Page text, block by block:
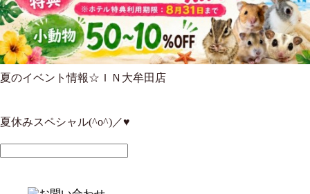
夏のイベント情報☆ＩＮ大牟田店
夏休みスペシャル(^o^)／♥